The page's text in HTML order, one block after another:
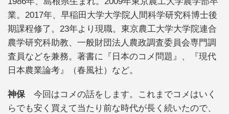
業。2017年、早稲田大学大学院人間科学研究科博士後
期課程修了。23年より現職。東京農工大学大学院連合
農学研究科助教、一般財団法人農政調査委員会専門調
査員などを兼務。著書に『日本のコメ問題』、『現代
日本農業論考』（春風社）など。
神保今回はコメの話をします。これまでコメはいく
らでも安く買えて当たり前な時代が長く続いたので、